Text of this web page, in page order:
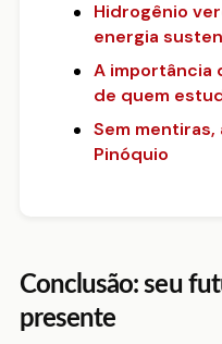
Hidrogênio
energia
A importância
de quem
Sem
Pinóquio
Conclusão: seu
presente